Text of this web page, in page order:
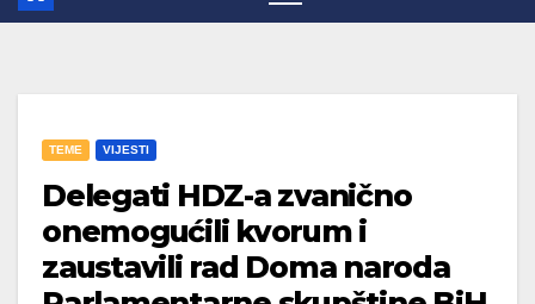
TEME VIJESTI
Delegati HDZ-a zvanično
onemogućili kvorum i
zaustavili rad Doma naroda